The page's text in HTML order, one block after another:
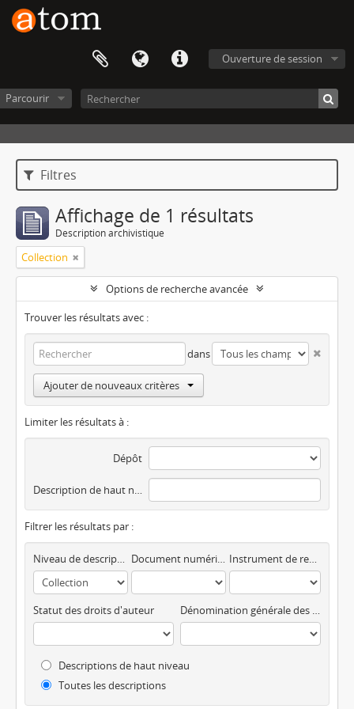
Ouverture de session
Parcourir
Filtres
Affichage de 1 résultats
Description archivistique
Collection
Options de recherche avancée
Trouver les résultats avec :
dans
Ajouter de nouveaux critères
Limiter les résultats à :
Dépôt
Description de haut niveau
Filtrer les résultats par :
Niveau de description Document numérique disponible Instrument de recherche
Statut des droits d'auteur Dénomination générale des documents
Descriptions de haut niveau
Toutes les descriptions